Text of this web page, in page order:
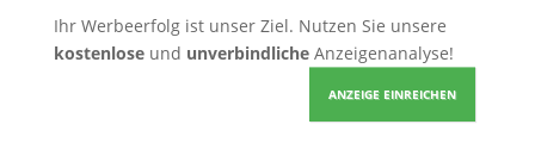
Ihr Werbeerfolg ist unser Ziel. Nutzen Sie unsere
kostenloseund unverbindlicheAnzeigenanalyse!
ANZEIGE EINREICHEN